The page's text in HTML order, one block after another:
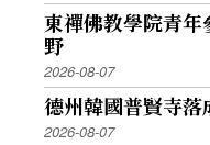
東禪佛教學院青
野
2026-08-07
德州韓國普賢寺
2026-08-07